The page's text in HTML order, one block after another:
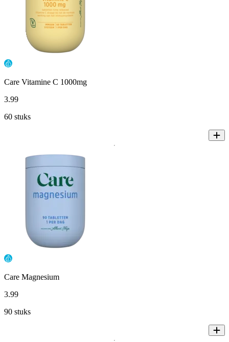
Care Vitamine C 1000mg
3.99
60 stuks
Care Magnesium
3.99
90 stuks